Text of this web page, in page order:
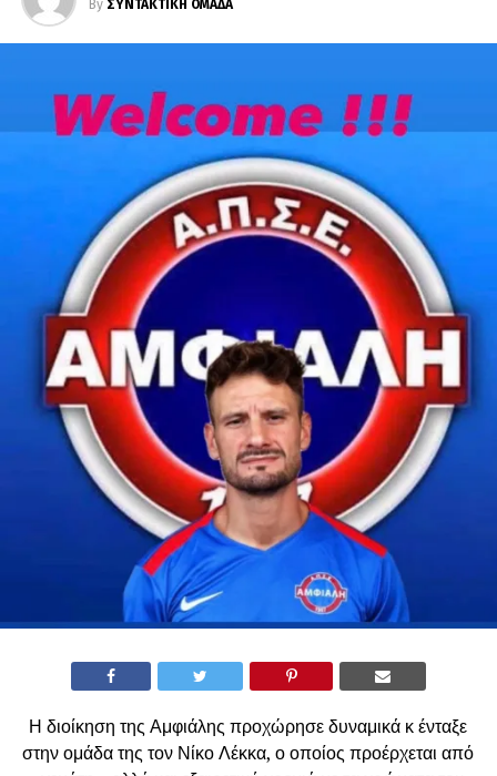
By ΣΥΝΤΑΚΤΙΚΗ ΟΜΑΔΑ
Η διοίκηση της Αμφιάλης προχώρησε δυναμικά κ ένταξε
στην ομάδα της τον Νίκο Λέκκα, ο οποίος προέρχεται από